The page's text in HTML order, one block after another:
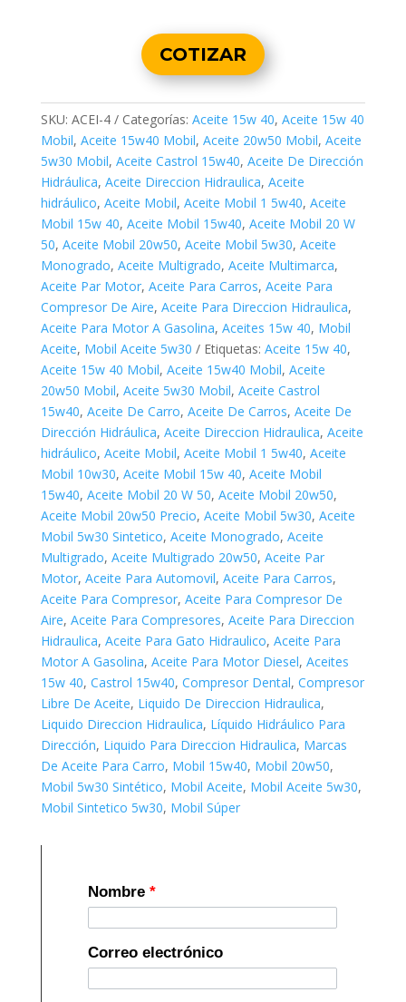
COTIZAR
SKU: ACEI-4 Categorías: Aceite 15w 40, Aceite 15w 40
Mobil, Aceite 15w40 Mobil, Aceite 20w50 Mobil, Aceite
5w30 Mobil, Aceite Castrol 15w40, Aceite De Dirección
Hidráulica, Aceite Direccion Hidraulica, Aceite
hidráulico, Aceite Mobil, Aceite Mobil 1 5w40, Aceite
Mobil 15w 40, Aceite Mobil 15w40, Aceite Mobil 20 W
50, Aceite Mobil 20w50, Aceite Mobil 5w30, Aceite
Monogrado, Aceite Multigrado, Aceite Multimarca,
Aceite Par Motor, Aceite Para Carros, Aceite Para
Compresor De Aire, Aceite Para Direccion Hidraulica,
Aceite Para Motor A Gasolina, Aceites 15w 40, Mobil
Aceite, Mobil Aceite 5w30 Etiquetas: Aceite 15w 40,
Aceite 15w 40 Mobil, Aceite 15w40 Mobil, Aceite
20w50 Mobil, Aceite 5w30 Mobil, Aceite Castrol
15w40, Aceite De Carro, Aceite De Carros, Aceite De
Dirección Hidráulica, Aceite Direccion Hidraulica, Aceite
hidráulico, Aceite Mobil, Aceite Mobil 1 5w40, Aceite
Mobil 10w30, Aceite Mobil 15w 40, Aceite Mobil
15w40, Aceite Mobil 20 W 50, Aceite Mobil 20w50,
Aceite Mobil 20w50 Precio, Aceite Mobil 5w30, Aceite
Mobil 5w30 Sintetico, Aceite Monogrado, Aceite
Multigrado, Aceite Multigrado 20w50, Aceite Par
Motor, Aceite Para Automovil, Aceite Para Carros,
Aceite Para Compresor, Aceite Para Compresor De
Aire, Aceite Para Compresores, Aceite Para Direccion
Hidraulica, Aceite Para Gato Hidraulico, Aceite Para
Motor A Gasolina, Aceite Para Motor Diesel, Aceites
15w 40, Castrol 15w40, Compresor Dental, Compresor
Libre De Aceite, Liquido De Direccion Hidraulica,
Liquido Direccion Hidraulica, Líquido Hidráulico Para
Dirección, Liquido Para Direccion Hidraulica, Marcas
De Aceite Para Carro, Mobil 15w40, Mobil 20w50,
Mobil 5w30 Sintético, Mobil Aceite, Mobil Aceite 5w30,
Mobil Sintetico 5w30, Mobil Súper
Nombre *
Correo electrónico